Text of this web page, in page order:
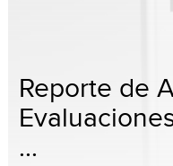
Reporte de
...